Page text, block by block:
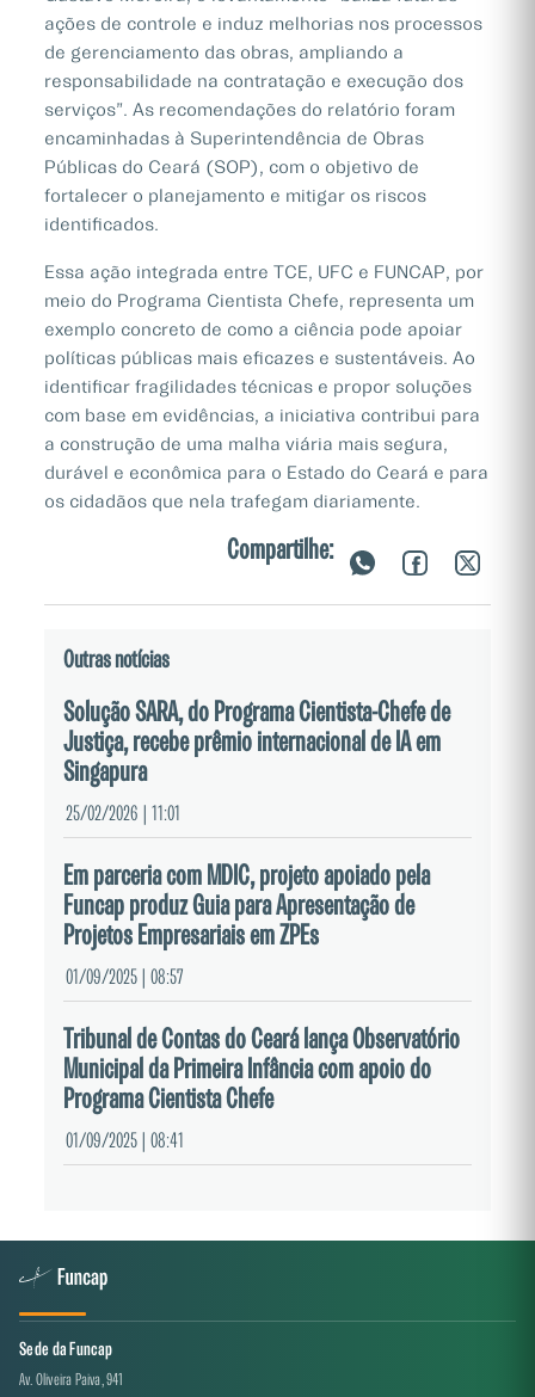
ações de controle e induz melhorias nos processos
de gerenciamento das obras, ampliando a
responsabilidade na contratação e execução dos
serviços”. As recomendações do relatório foram
encaminhadas à Superintendência de Obras
Públicas do Ceará (SOP), com o objetivo de
fortalecer o planejamento e mitigar os riscos
identificados.
Essa ação integrada entre TCE, UFC e FUNCAP, por
meio do Programa Cientista Chefe, representa um
exemplo concreto de como a ciência pode apoiar
políticas públicas mais eficazes e sustentáveis. Ao
identificar fragilidades técnicas e propor soluções
com base em evidências, a iniciativa contribui para
a construção de uma malha viária mais segura,
durável e econômica para o Estado do Ceará e para
os cidadãos que nela trafegam diariamente.
Compartilhe:
Outras notícias
Solução SARA, do Programa Cientista-Chefe de
Justiça, recebe prêmio internacional de IA em
Singapura
25/02/2026 | 11:01
Em parceria com MDIC, projeto apoiado pela
Funcap produz Guia para Apresentação de
Projetos Empresariais em ZPEs
01/09/2025 | 08:57
Tribunal de Contas do Ceará lança Observatório
Municipal da Primeira Infância com apoio do
Programa Cientista Chefe
01/09/2025 | 08:41
Sede da Funcap
Av. Oliveira Paiva, 941